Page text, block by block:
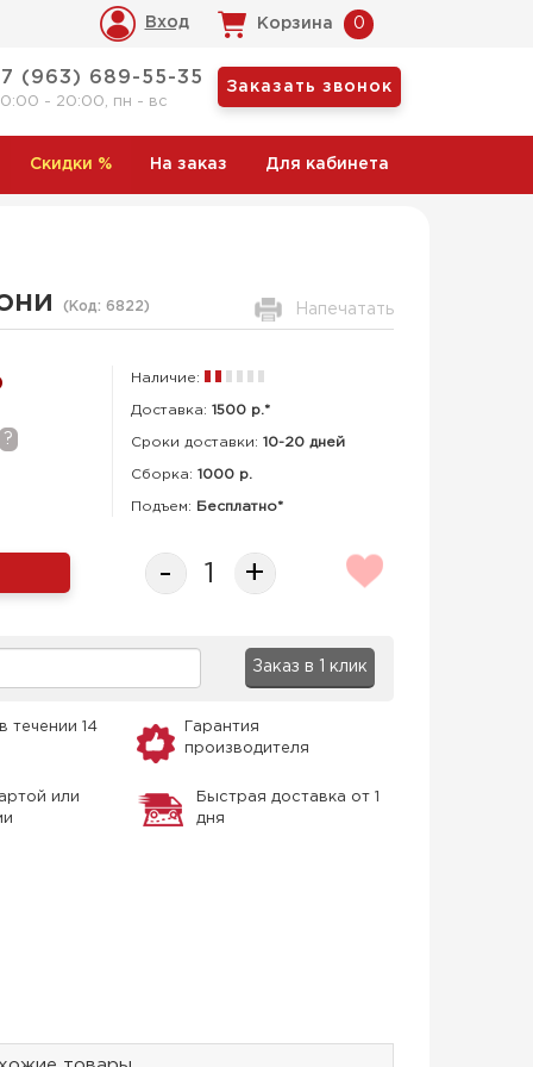
Вход Корзина 0
(963) 689-55-35
- 20:00, пн - вс
Заказать звонок
Скидки % На заказ Для кабинета
(Код: 6822) Напечатать
?
Наличие:
Доставка: 1500 р.*
Сроки доставки: 10-20 дней
Сборка:1000 р.
Подъем: Бесплатно*
- +
Заказ в 1 клик
течении 14
Гарантия
производителя
или
Быстрая доставка от 1
дня